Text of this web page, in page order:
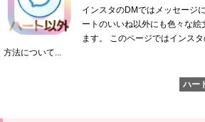
インスタのDMではメッセージ
ートのいいね以外にも色々な
ます。 このページではインス
方法について...
ハー